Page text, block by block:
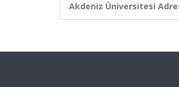
Akdeniz Üniversitesi